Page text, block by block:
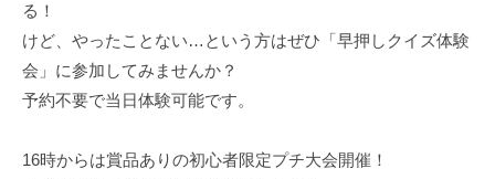
る！
けど、やったことない…という方はぜひ「早押しクイズ体験
会」に参加してみませんか？
予約不要で当日体験可能です。
16時からは賞品ありの初心者限定プチ大会開催！